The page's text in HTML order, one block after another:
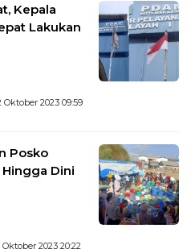
Kepala
Lakukan
Oktober 2023 09:59
Posko
Dini
Oktober 2023 20:22